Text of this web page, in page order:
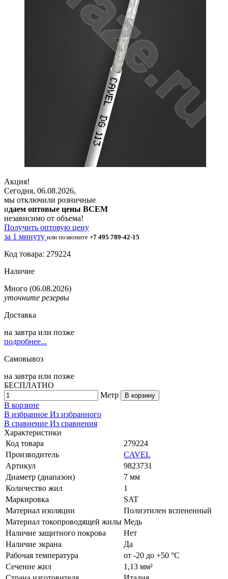
Акция!
Сегодня, 06.08.2026,
мы отключили розничные
идаем оптовые цены ВСЕМ
независимо от объема!
Получить оптовую цену
за 1 минуту или позвоните +7 495 789-42-15
Код товара: 279224
Наличие
Много (06.08.2026)
уточните резервы
Доставка
на завтра или позже
подробнее...
Самовывоз
на завтра или позже
БЕСПЛАТНО
Метр
В корзину
В корзине
В избранное Из избранного
В сравнение Из сравнения
Характеристики
Код товара
279224
Производитель
CAVEL
Артикул
9823731
Диаметр (диапазон)
7 мм
Количество жил
1
Маркировка
SAT
Материал изоляции
Полиэтилен вспененный
Материал токопроводящей жилы Медь
Наличие защитного покрова
Нет
Наличие экрана
Да
Рабочая температура
от -20 до +50 °C
Сечение жил
1,13 мм²